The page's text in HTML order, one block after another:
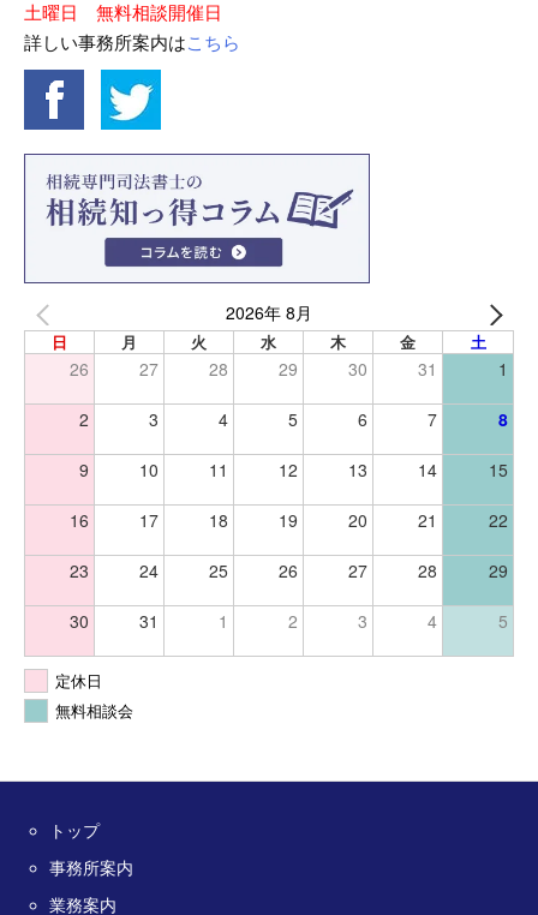
土曜日 無料相談開催日
詳しい事務所案内はこちら
2026年 8月
日 月 火 水 木 金 土
26 27 28 29 30 31 1
2 3 4 5 6 7 8
9 10 11 12 13 14 15
16 17 18 19 20 21 22
23 24 25 26 27 28 29
30 31 1 2 3 4 5
定休日
無料相談会
トップ
事務所案内
業務案内